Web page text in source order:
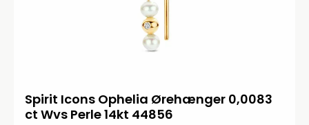
Spirit Icons Ophelia Ørehænger 0,0083
ct Wvs Perle 14kt 44856